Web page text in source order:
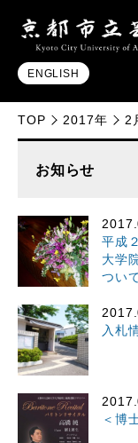
ENGLISH
TOP 2017年 2
お知らせ
平成
大学
つい
入札
＜博